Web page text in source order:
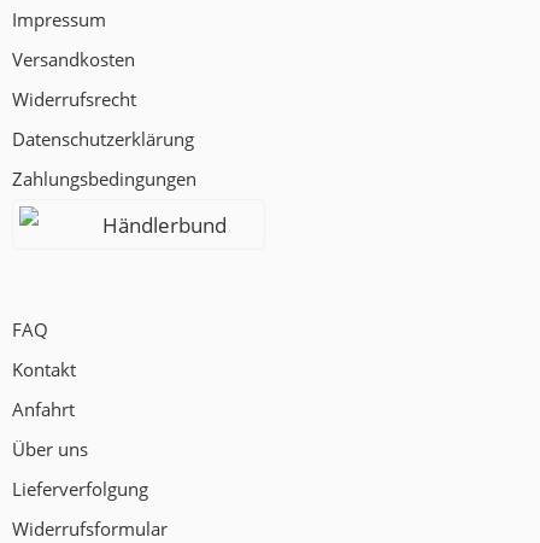
Impressum
Versandkosten
Widerrufsrecht
Datenschutzerklärung
Zahlungsbedingungen
Händlerbund
FAQ
Kontakt
Anfahrt
Über uns
Lieferverfolgung
Widerrufsformular